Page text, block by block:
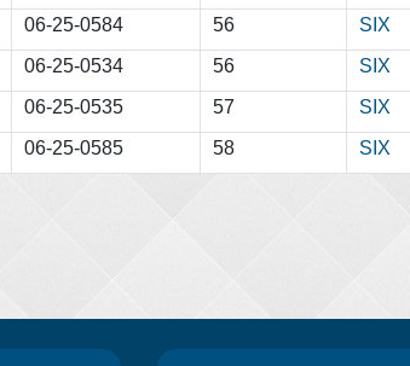
06-25-0584 56 SIX
06-25-0534 56 SIX
06-25-0535 57 SIX
06-25-0585 58 SIX